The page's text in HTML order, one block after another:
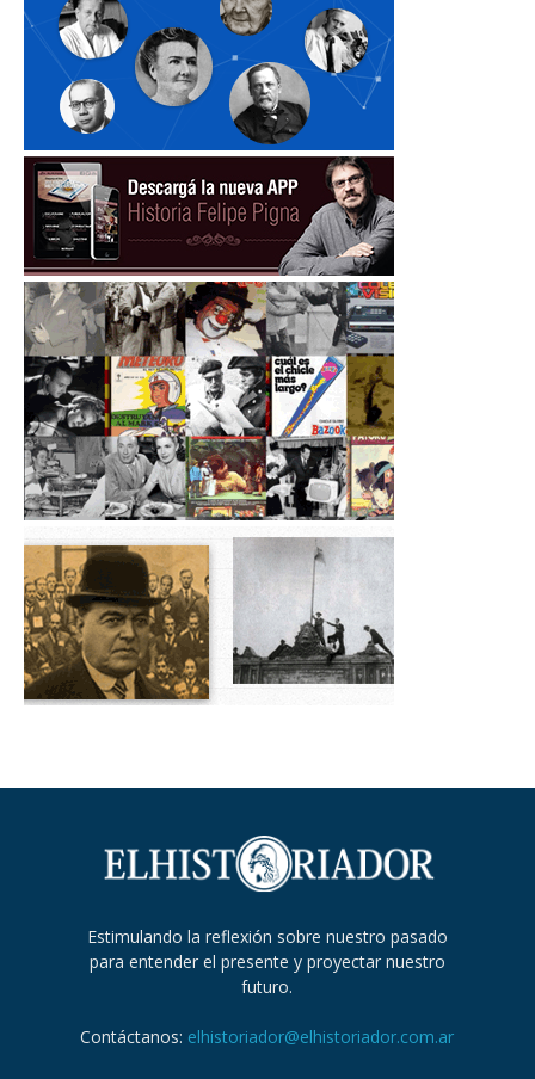
Estimulando la reflexión sobre nuestro pasado
para entender el presente y proyectar nuestro
futuro.
Contáctanos: elhistoriador@elhistoriador.com.ar